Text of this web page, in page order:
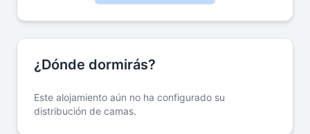
¿Dónde dormirás?
Este alojamiento aún no ha configurado su
distribución de camas.